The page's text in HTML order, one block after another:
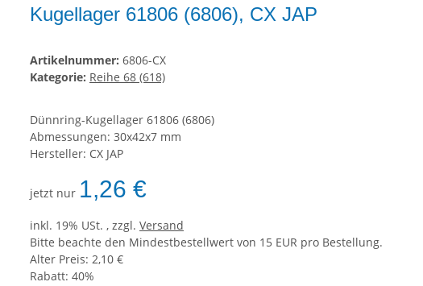
Kugellager 61806 (6806), CX JAP
Artikelnummer: 6806-CX
Kategorie: Reihe 68 (618)
Dünnring-Kugellager 61806 (6806)
Abmessungen: 30x42x7 mm
Hersteller: CX JAP
jetzt nur 1,26 €
inkl. 19% USt. , zzgl. Versand
Bitte beachte den Mindestbestellwert von 15 EUR pro Bestellung.
Alter Preis: 2,10 €
Rabatt: 40%